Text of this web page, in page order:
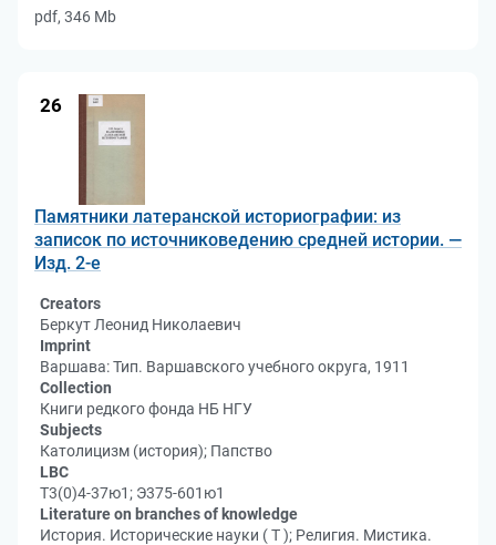
pdf, 346 Mb
26
Памятники латеранской историографии: из
записок по источниковедению средней истории. —
Изд. 2-е
Creators
Беркут Леонид Николаевич
Imprint
Варшава: Тип. Варшавского учебного округа, 1911
Collection
Книги редкого фонда НБ НГУ
Subjects
Католицизм (история); Папство
LBC
Т3(0)4-37ю1; Э375-601ю1
Literature on branches of knowledge
История. Исторические науки ( Т ); Религия. Мистика.